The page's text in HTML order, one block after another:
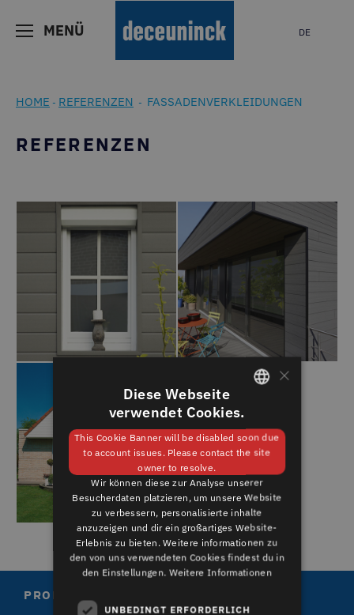
MENÜ DE
HOME - REFERENZEN - FASSADENVERKLEIDUNGEN
REFERENZEN
PRODUKTE
GERMAN
ENGLISH
×
Diese Webseite
verwendet Cookies.
This Cookie Banner will be disabled soon due
to account issues. Please contact the site
owner to resolve.
Wir können diese zur Analyse unserer
Besucherdaten platzieren, um unsere Website
zu verbessern, personalisierte inhalte
anzuzeigen und dir ein großartiges Website-
Erlebnis zu bieten. Weitere informationen zu
den von uns verwendeten Cookies findest du in
den Einstellungen. Weitere Informationen
UNBEDINGT ERFORDERLICH